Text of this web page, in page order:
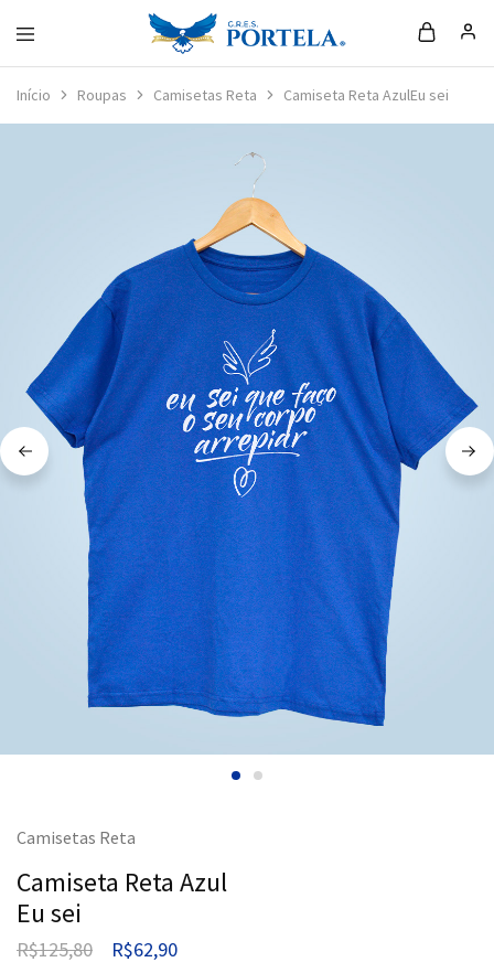
Loja
Portela
Início Roupas Camisetas Reta Camiseta Reta AzulEu sei
Camisetas Reta
Camiseta Reta Azul
Eu sei
R$125,80 R$62,90